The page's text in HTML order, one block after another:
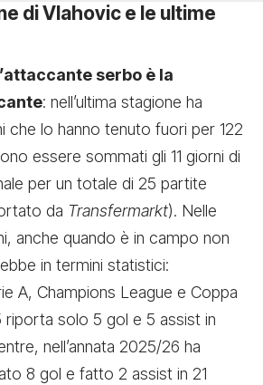
di Vlahovic e le ultime
serbo è la
: nell’ultima stagione ha
che lo hanno tenuto fuori per 122
essere sommati gli 11 giorni di
per un totale di 25 partite
da Transfermarkt). Nelle
anche quando è in campo non
in termini statistici:
A, Champions League e Coppa
riporta solo 5 gol e 5 assist in
nell’annata 2025/26 ha
8 gol e fatto 2 assist in 21